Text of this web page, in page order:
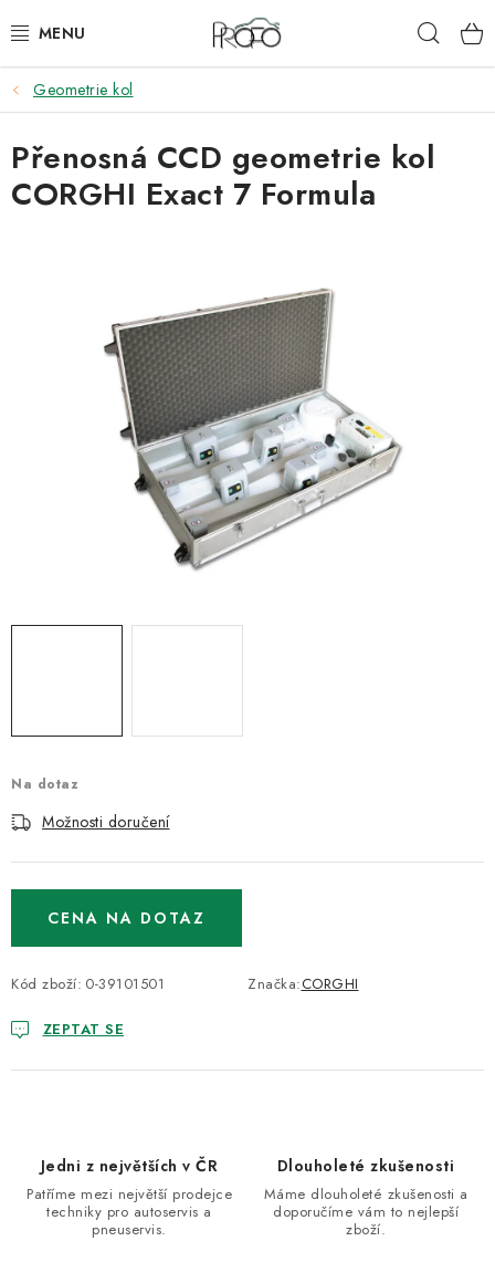
na
ZVEDÁKY
ZOUVAČKY
VYVAŽOVAČKY
AUTOMATICKÉ PŘEVODOVKY
KLIMATIZACE
OLEJE A KAPALINY
Úvod
Blog
Doprava & platby
Obchodní podmínky
Podmínky ochrany osobních údajů
Geometrie kol
Na dotaz
Možnosti doručení
CENA NA DOTAZ
Kód zboží: 0-39101501 Značka:CORGHI
ZEPTAT SE
Přenosná CCD geometrie kol
CORGHI Exact 7 Formula
Jedni z největších v ČR
Patříme mezi největší prodejce
techniky pro autoservis a
pneuservis.
Dlouholeté zkušenosti
Máme dlouholeté zkušenosti a
doporučíme vám to nejlepší
zboží.